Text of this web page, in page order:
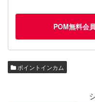
POM無料会
ポイントインカム